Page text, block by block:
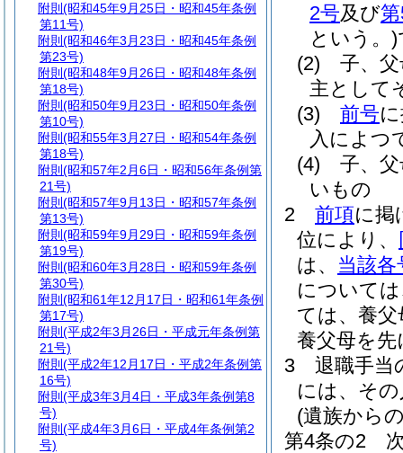
2号及び
という。)
(2)
子、
主として
(3)
前号
入によつ
(4)
子、
いもの
2
前項に掲
位により、
は、 当該各
について
ては、養
養父母を
3
退職手当
には、そ
(遺族から
第4条の2
附則 (昭和45年9月25日・昭和45年条例
第11号)
附則 (昭和46年3月23日・昭和45年条例
第23号)
附則 (昭和48年9月26日・昭和48年条例
第18号)
附則 (昭和50年9月23日・昭和50年条例
第10号)
附則 (昭和55年3月27日・昭和54年条例
第18号)
附則 (昭和57年2月6日・昭和56年条例第
21号)
附則 (昭和57年9月13日・昭和57年条例
第13号)
附則 (昭和59年9月29日・昭和59年条例
第19号)
附則 (昭和60年3月28日・昭和59年条例
第30号)
附則 (昭和61年12月17日・昭和61年条例
第17号)
附則 (平成2年3月26日・平成元年条例第
21号)
附則 (平成2年12月17日・平成2年条例第
16号)
附則 (平成3年3月4日・平成3年条例第8
号)
附則 (平成4年3月6日・平成4年条例第2
号)